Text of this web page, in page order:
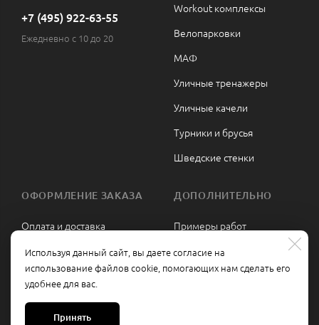
Используя данный сайт, вы даете согласие на
использование файлов cookie, помогающих нам сделать его
удобнее для вас.
Принять
+7 (495) 922-63-55
Ежедневно с 10 до 20
Workout комплексы
Велопарковки
МАФ
Уличные тренажеры
Уличные качели
Турники и брусья
Шведские стенки
ОФОРМЛЕНИЕ ЗАКАЗА
Оплата и доставка
Сборка и монтаж
Гарантии и возврат
Контакты
ДОПОЛНИТЕЛЬНО
Примеры работ
Политика
конфиденциальности